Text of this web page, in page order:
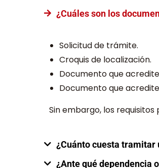
¿Cuáles son los
Solicitud de trámite.
Croquis de localización.
Documento que
Documento que
Sin embargo, los
¿Cuánto cuesta
¿Ante qué dependencia